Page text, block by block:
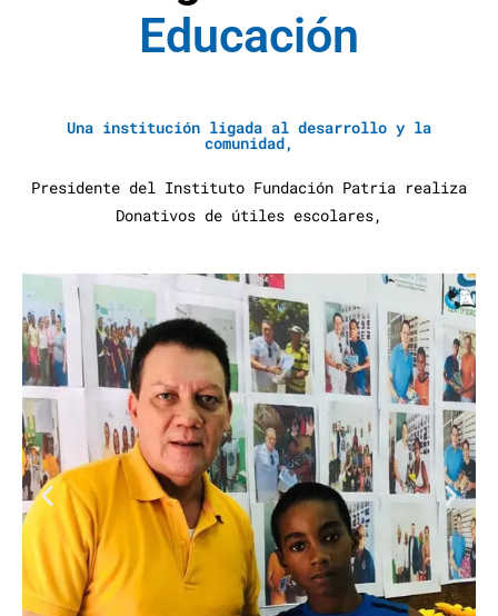
ucaciónAy
Una institución ligada al desarrollo y la
comunidad,
Presidente del Instituto Fundación Patria realiza
Donativos de útiles escolares,